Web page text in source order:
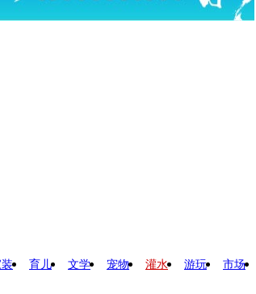
育儿 文学 宠物 灌水 游玩 市场